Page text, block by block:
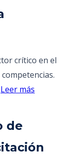
crítico en el
Leer más
de